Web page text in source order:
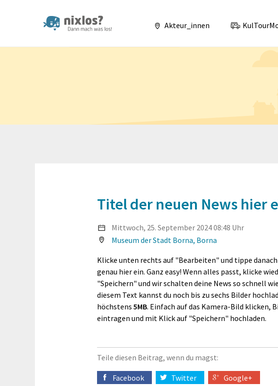
nixlos? Dann mach was los im
Akteur_innen
Titel der neuen News hier
Mittwoch, 25. September 202408:48 Uhr
Museum der Stadt Borna, Borna
Klicke unten rechts auf "Bearbeiten" und tippe
genau hier ein. Ganz easy! Wenn alles passt, klicke
"Speichern" und wir schalten deine News so schnell
diesem Text kannst du noch bis zu sechs Bilder
höchstens 5MB. Einfach auf das Kamera-Bild klicken,
eintragen und mit Klick auf "Speichern" hochladen.
Teile diesen Beitrag, wenn du magst:
Facebook Twitter Google+